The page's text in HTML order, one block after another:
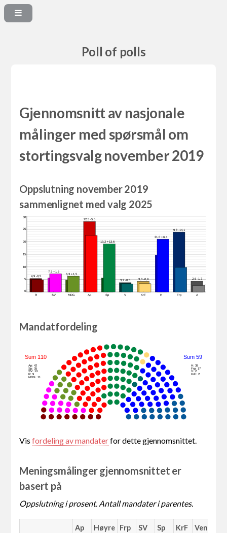
Poll of polls
Gjennomsnitt av nasjonale
målinger med spørsmål om
stortingsvalg november 2019
Oppslutning november 2019
sammenlignet med valg 2025
4,9 -0,5
7,3 +1,6
6,3 +1,5
22,5 -5,5
19,2 +13,6
3,2 -0,5 3,3 -0,9
21,0 +6,4
9,8 -14,1
2,6 -1,7
R SV MDG Ap Sp V KrF H Frp A
0
5
10
15
20
25
30
Mandatfordeling
Sum 110
Ap: 42
Sp: 35
SV: 13
R: 9
MDG: 11
Sum 59
H: 38
Frp: 17
V: 2
KrF: 2
Visfordeling av mandaterfor dette gjennomsnittet.
Meningsmålinger gjennomsnittet er
basert på
Oppslutning i prosent. Antall mandater i parentes.
Ap Høyre Frp SV Sp KrF Venstre